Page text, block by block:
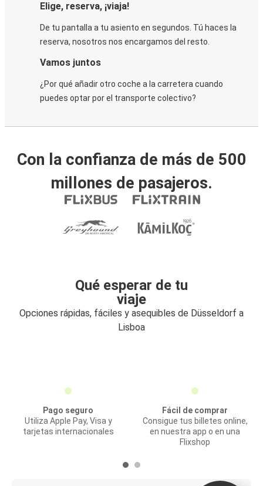
Elige, reserva, ¡viaja!
De tu pantalla a tu asiento en segundos. Tú haces la
reserva, nosotros nos encargamos del resto.
Vamos juntos
¿Por qué añadir otro coche a la carretera cuando
puedes optar por el transporte colectivo?
Con la confianza de más de 500
millones de pasajeros.
Qué esperar de tu
viaje
Opciones rápidas, fáciles y asequibles de Düsseldorf a
Lisboa
Pago seguro
Utiliza Apple Pay, Visa y
tarjetas internacionales
Fácil de comprar
Consigue tus billetes online,
en nuestra app o en una
Flixshop